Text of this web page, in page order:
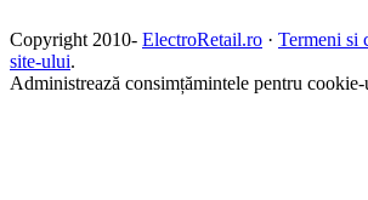
Copyright 2010- ElectroRetail.ro · Termeni si
site-ului.
Administrează consimțămintele pentru cookie-